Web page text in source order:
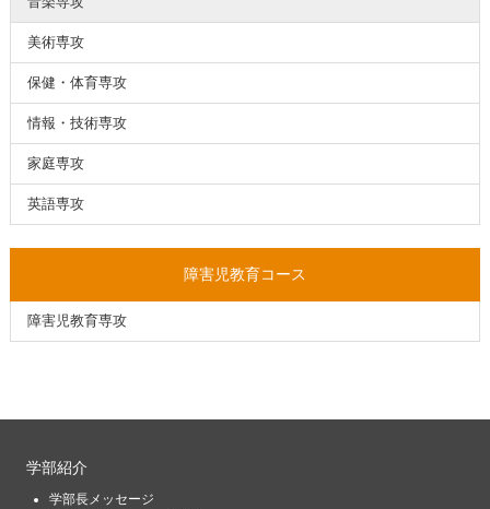
美術専攻
保健・体育専攻
情報・技術専攻
家庭専攻
英語専攻
障害児教育コース
障害児教育専攻
学部紹介
学部長メッセージ